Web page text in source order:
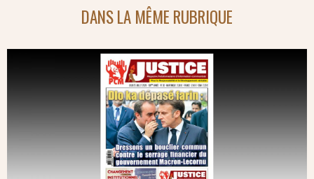
DANS LA MÊME RUBRIQUE